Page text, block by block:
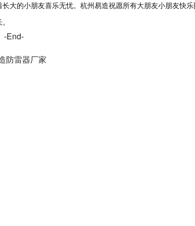
大的小朋友喜乐无忧。杭州易造祝愿所有大朋友小朋友快乐
-End-